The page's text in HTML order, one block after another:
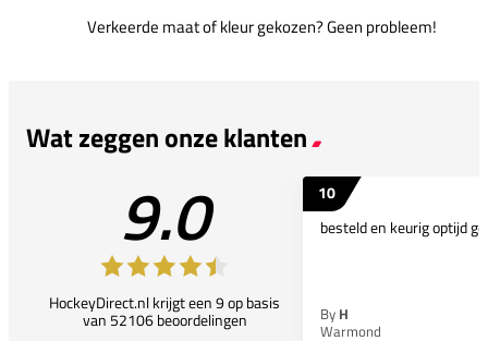
Verkeerde maat of kleur gekozen? Geen probleem!
Wat zeggen onze klanten
9.0
HockeyDirect.nl krijgt een 9 op basis
van 52106 beoordelingen
10
besteld en keurig optijd
By H
Warmond